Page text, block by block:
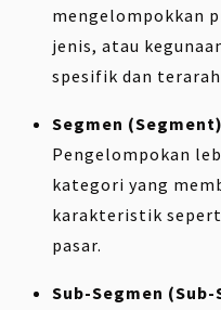
mengelompokkan
jenis, atau
spesifik dan
Segmen (Segment)
Pengelompokan
kategori yang
karakteristik
pasar.
Sub-Segmen